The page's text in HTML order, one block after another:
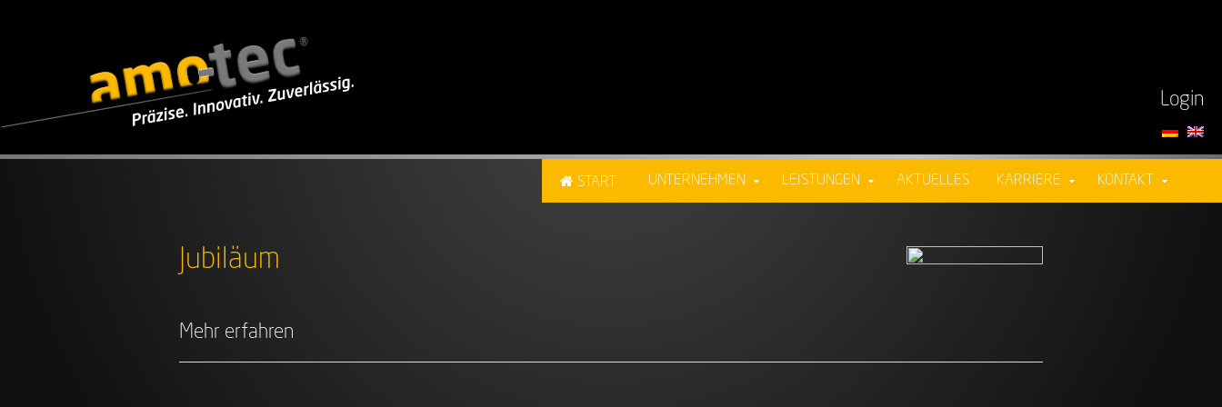
Login
START UNTERNEHMEN LEISTUNGEN AKTUELLES KARRIERE KONTAKT
Jubiläum
Mehr erfahren